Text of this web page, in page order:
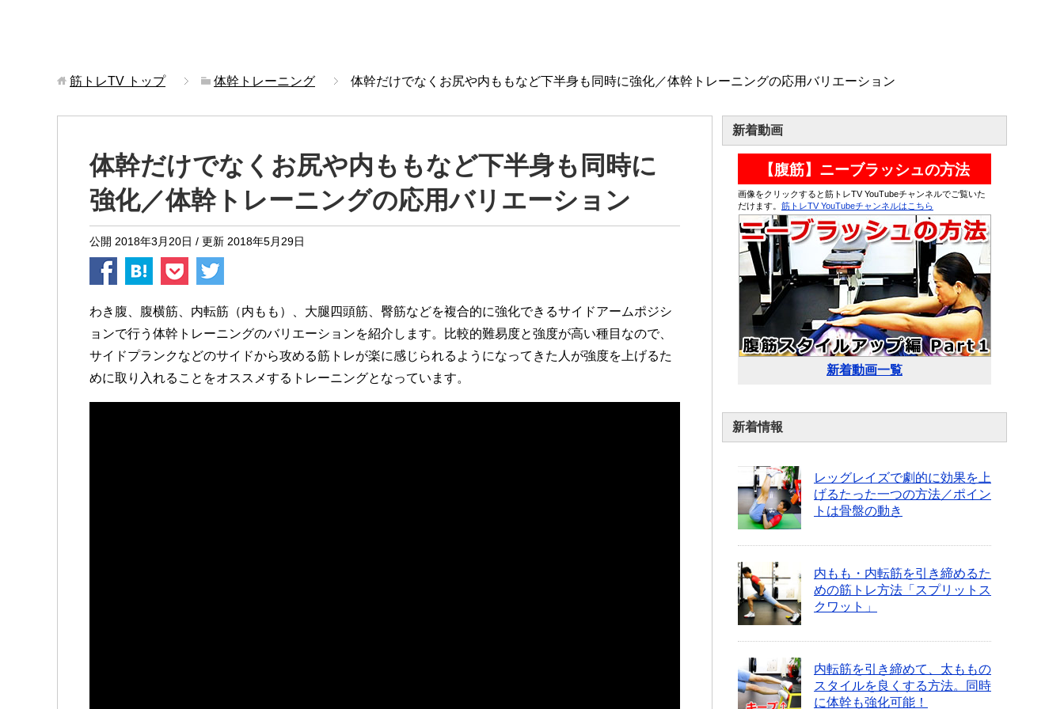
筋トレTV トップ 体幹トレーニング 体幹だけでなくお尻や内ももなど下半身も同時に強化／体幹トレーニングの応用バリエーション
体幹だけでなくお尻や内ももなど下半身も同時に
強化／体幹トレーニングの応用バリエーション
公開 2018年3月20日 / 更新 2018年5月29日
わき腹、腹横筋、内転筋（内もも）、大腿四頭筋、臀筋などを複合的に強化できるサイドアームポジシ
ョンで行う体幹トレーニングのバリエーションを紹介します。比較的難易度と強度が高い種目なので、
サイドプランクなどのサイドから攻める筋トレが楽に感じられるようになってきた人が強度を上げるた
めに取り入れることをオススメするトレーニングとなっています。
新着動画
【腹筋】ニーブラッシュの方法
画像をクリックすると筋トレTV YouTubeチャンネルでご覧いた
だけます。 筋トレTV YouTubeチャンネルはこちら
新着動画一覧
新着情報
レッグレイズで劇的に効果を上
げるたった一つの方法／ポイン
トは骨盤の動き
内もも・内転筋を引き締めるた
めの筋トレ方法「スプリットス
クワット」
内転筋を引き締めて、太ももの
スタイルを良くする方法。同時
に体幹も強化可能！